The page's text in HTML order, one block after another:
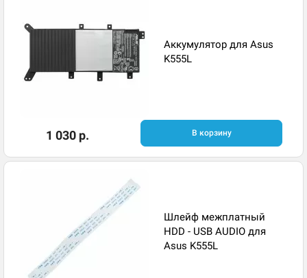
Аккумулятор для Asus
K555L
1 030 р. В корзину
Шлейф межплатный
HDD - USB AUDIO для
Asus K555L